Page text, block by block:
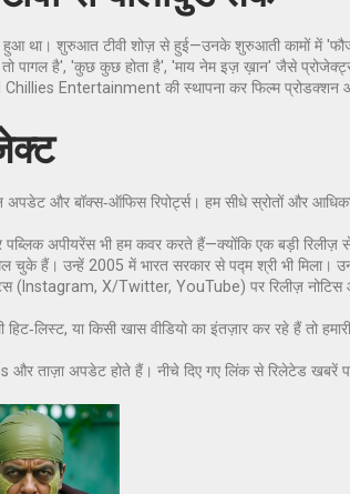
था। शुरुआत टीवी शोज़ से हुई—उनके शुरुआती कामों में
तो पागल है', 'कुछ कुछ होता है', 'माय नेम इज़ ख़ान' जैसे
Chillies Entertainment की स्थापना कर फिल्म प्रोडक्शन
अपडेट और बॉक्स‑ऑफिस रिपोर्ट्स। हम सीधे स्रोतों और
अपीयरेंस भी हम कवर करते हैं—क्योंकि एक बड़ी
चुके हैं। उन्हें 2005 में भारत सरकार से पद्म श्री भी
X/Twitter, YouTube) पर रिलीज़ नोटिस
या किसी खास वीडियो का इंतज़ार कर रहे हैं तो
और ताज़ा अपडेट होते हैं। नीचे दिए गए लिंक से रिलेटेड